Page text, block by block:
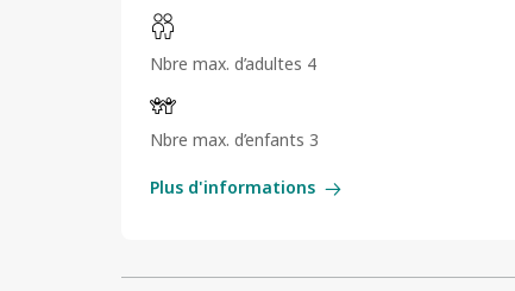
Nbre max. d’adultes 4
Nbre max. d’enfants 3
Plus d'informations